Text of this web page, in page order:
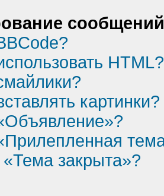
HTML?
картинки?
«Тема закрыта»?